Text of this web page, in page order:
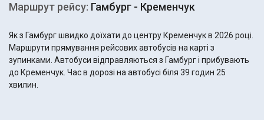
Маршрут рейсу: Гамбург - Кременчук
Як з Гамбург швидко доїхати до центру Кременчук в 2026 році.
Маршрути прямування рейсових автобусів на карті з
зупинками. Автобуси відправляються з Гамбург і прибувають
до Кременчук. Час в дорозі на автобусі біля 39 годин 25
хвилин.